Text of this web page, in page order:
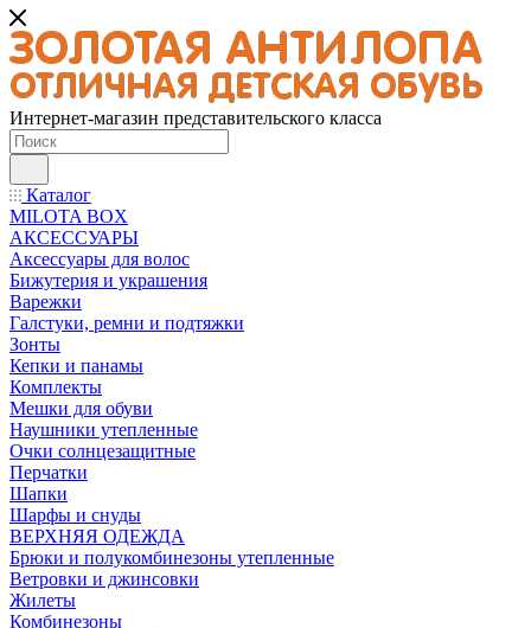
Интернет-магазин представительского класса
Каталог
MILOTA BOX
АКСЕССУАРЫ
Аксессуары для волос
Бижутерия и украшения
Варежки
Галстуки, ремни и подтяжки
Зонты
Кепки и панамы
Комплекты
Мешки для обуви
Наушники утепленные
Очки солнцезащитные
Перчатки
Шапки
Шарфы и снуды
ВЕРХНЯЯ ОДЕЖДА
Брюки и полукомбинезоны утепленные
Ветровки и джинсовки
Жилеты
Комбинезоны